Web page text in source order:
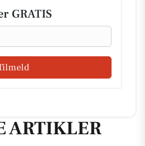
GRATIS
ARTIKLER